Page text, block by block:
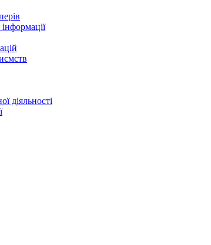
діяльності